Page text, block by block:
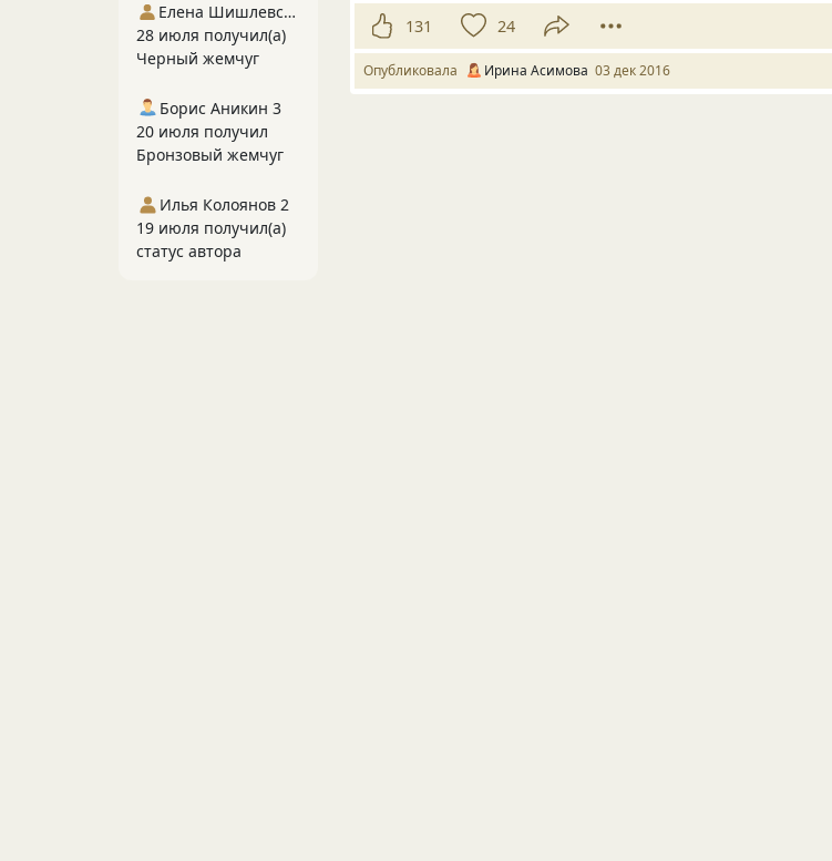
131 24
Опубликовала Ирина Асимова 03 дек 2016
Елена Шишлевская
28 июля получил(а)
Черный жемчуг
Борис Аникин 3
20 июля получил
Бронзовый жемчуг
Илья Колоянов 2
19 июля получил(а)
статус автора